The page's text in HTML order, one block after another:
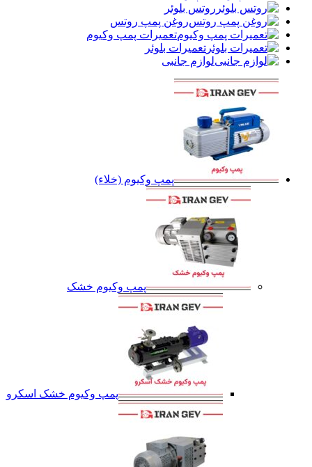
روتس بلوئر
روغن پمپ روتس
تعمیرات پمپ وکیوم
تعمیرات بلوئر
لوازم جانبی
پمپ وکیوم (خلاء)
پمپ وکیوم خشک
پمپ وکیوم خشک اسکرو